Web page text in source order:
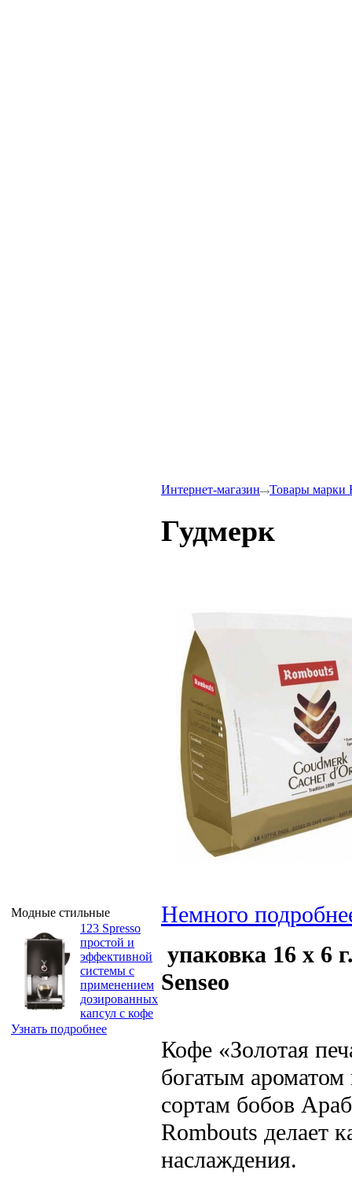
Модные стильные
123 Spresso
простой и
эффективной
системы с
применением
дозированных
капсул с кофе
Узнать подробнее
Интернет-магазин Товары марки
Гудмерк
Немного
упаковка 16 х 6
Senseo
Кофе «Золотая
богатым
сортам бобов
Rombouts делает
наслаждения.